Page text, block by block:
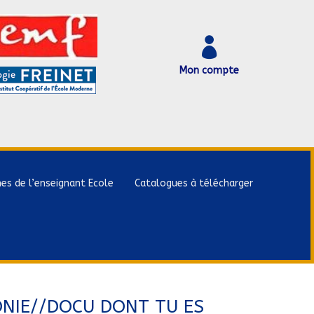

Mon compte
de l’enseignant Ecole Catalogues à télécharger
DOCU DONT TU ES